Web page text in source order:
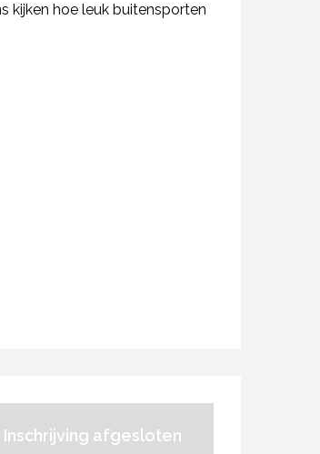
kijken hoe leuk buitensporten
Inschrijving afgesloten